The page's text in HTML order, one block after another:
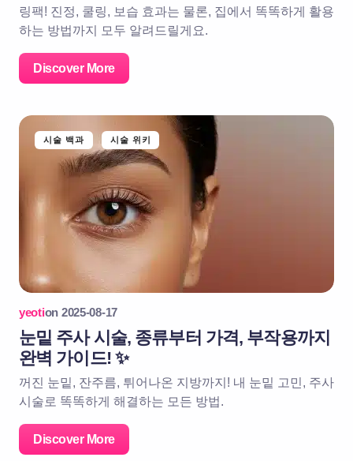
링팩! 진정, 쿨링, 보습 효과는 물론, 집에서 똑똑하게 활용
하는 방법까지 모두 알려드릴게요.
Discover More
시술 백과 시술 위키
yeotion 2025-08-17
눈밑 주사 시술, 종류부터 가격, 부작용까지
완벽 가이드! ✨
꺼진 눈밑, 잔주름, 튀어나온 지방까지! 내 눈밑 고민, 주사
시술로 똑똑하게 해결하는 모든 방법.
Discover More